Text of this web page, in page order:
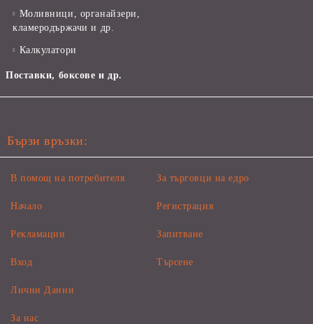
Моливници, органайзери,
кламеродържачи и др.
Калкулатори
Поставки, боксове и др.
Бързи връзки:
В помощ на потребителя
Начало
Рекламации
Вход
За търговци на едро
Регистрация
Запитване
Търсене
Лични Данни
За нас